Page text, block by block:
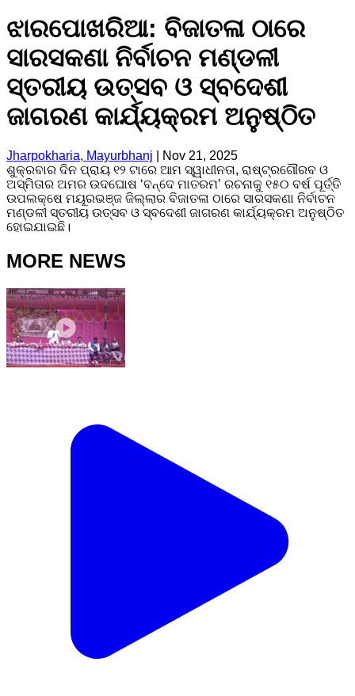
ଝାରପୋଖରିଆ: ବିଜାତଳା ଠାରେ
ସାରସକଣା ନିର୍ବାଚନ ମଣ୍ଡଳୀ
ସ୍ତରୀୟ ଉତ୍ସବ ଓ ସ୍ବଦେଶୀ
ଜାଗରଣ କାର୍ଯ୍ୟକ୍ରମ ଅନୁଷ୍ଠିତ
Jharpokharia, Mayurbhanj
Nov 21, 2025
ଶୁକ୍ରବାର ଦିନ ପ୍ରାୟ ୧୨ ଟାରେ ଆମ ସ୍ୱାଧୀନତା, ରାଷ୍ଟ୍ରଗୌରବ ଓ
ଅସ୍ମିତାର ଅମର ଉଦଘୋଷ ‘ବନ୍ଦେ ମାତରମ’ ରଚନାକୁ ୧୫୦ ବର୍ଷ ପୂର୍ତ୍ତି
ଉପଲକ୍ଷେ ମୟୂରଭଞ୍ଜ ଜିଲ୍ଲାର ବିଜାତଳା ଠାରେ ସାରସକଣା ନିର୍ବାଚନ
ମଣ୍ଡଳୀ ସ୍ତରୀୟ ଉତ୍ସବ ଓ ସ୍ବଦେଶୀ ଜାଗରଣ କାର୍ଯ୍ୟକ୍ରମ ଅନୁଷ୍ଠିତ
ହୋଇଯାଇଛି।
MORE NEWS